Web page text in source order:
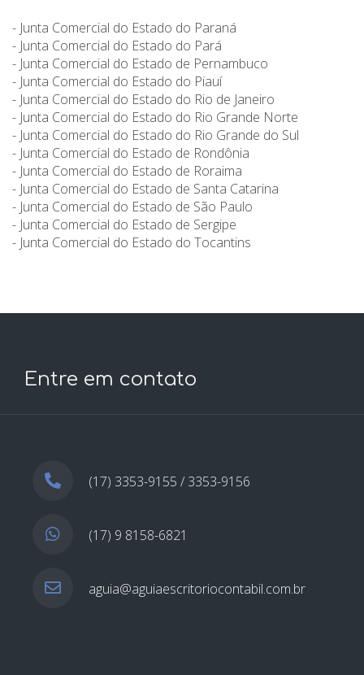
- Junta Comercial do Estado do Paraná
- Junta Comercial do Estado do Pará
- Junta Comercial do Estado de Pernambuco
- Junta Comercial do Estado do Piauí
- Junta Comercial do Estado do Rio de Janeiro
- Junta Comercial do Estado do Rio Grande Norte
- Junta Comercial do Estado do Rio Grande do Sul
- Junta Comercial do Estado de Rondônia
- Junta Comercial do Estado de Roraima
- Junta Comercial do Estado de Santa Catarina
- Junta Comercial do Estado de São Paulo
- Junta Comercial do Estado de Sergipe
- Junta Comercial do Estado do Tocantins
Entre em contato
(17) 3353-9155 / 3353-9156
(17) 9 8158-6821
aguia@aguiaescritoriocontabil.com.br